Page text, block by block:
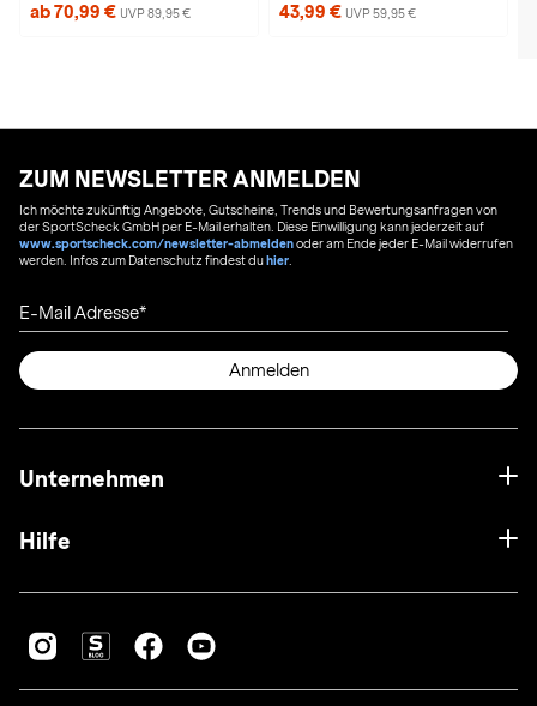
ab 70,99 € UVP 89,95 € 43,99 € UVP 59,95 €
ZUM NEWSLETTER ANMELDEN
Ich möchte zukünftig Angebote, Gutscheine, Trends und Bewertungsanfragen von
der SportScheck GmbH per E-Mail erhalten. Diese Einwilligung kann jederzeit auf
www.sportscheck.com/newsletter-abmeldenoder am Ende jeder E-Mail widerrufen
werden. Infos zum Datenschutz findest duhier
E-Mail Adresse
Anmelden
Unternehmen
Hilfe